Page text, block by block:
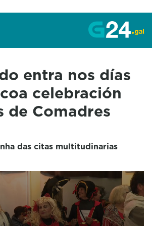
entra nos días
celebración
de Comadres
das citas multitudinarias